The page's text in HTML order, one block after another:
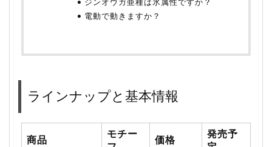
電動で動きますか？
ラインナップと基本情報
商品
モチー
価格
発売予